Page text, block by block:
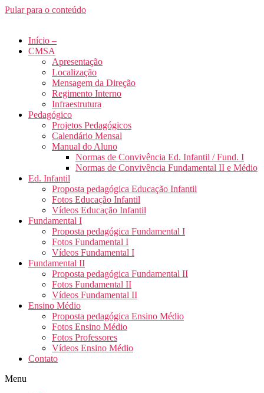
Pular para o conteúdo
Início –
CMSA
Apresentação
Localização
Mensagem da Direção
Regimento Interno
Infraestrutura
Pedagógico
Projetos Pedagógicos
Calendário Mensal
Manual do Aluno
Normas de Convivência Ed. Infantil / Fund. I
Normas de Convivência Fundamental II e Médio
Ed. Infantil
Proposta pedagógica Educação Infantil
Fotos Educação Infantil
Vídeos Educação Infantil
Fundamental I
Proposta pedagógica Fundamental I
Fotos Fundamental I
Vídeos Fundamental I
Fundamental II
Proposta pedagógica Fundamental II
Fotos Fundamental II
Vídeos Fundamental II
Ensino Médio
Proposta pedagógica Ensino Médio
Fotos Ensino Médio
Fotos Professores
Vídeos Ensino Médio
Contato
Menu